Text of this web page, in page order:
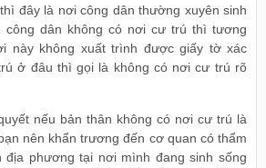
đây là nơi công dân thường xuyên sinh
công dân không có nơi cư trú thì tương
này không xuất trình được giấy tờ xác
ở đâu thì gọi là không có nơi cư trú rõ
nếu bản thân không có nơi cư trú là
nên khẩn trương đến cơ quan có thẩm
địa phương tại nơi mình đang sinh sống